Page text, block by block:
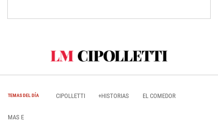
TEMAS DEL DÍA CIPOLLETTI +HISTORIAS EL COMEDOR
MAS E